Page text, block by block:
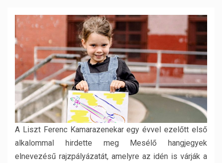
A Liszt Ferenc Kamarazenekar egy évvel ezelőtt első
alkalommal hirdette meg Mesélő hangjegyek
elnevezésű rajzpályázatát, amelyre az idén is várják a